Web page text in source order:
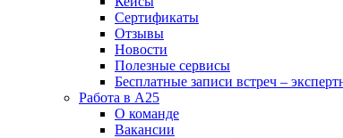
Сертификаты
Отзывы
Новости
Полезные сервисы
Бесплатные записи встреч –
Работа в А25
О команде
Вакансии